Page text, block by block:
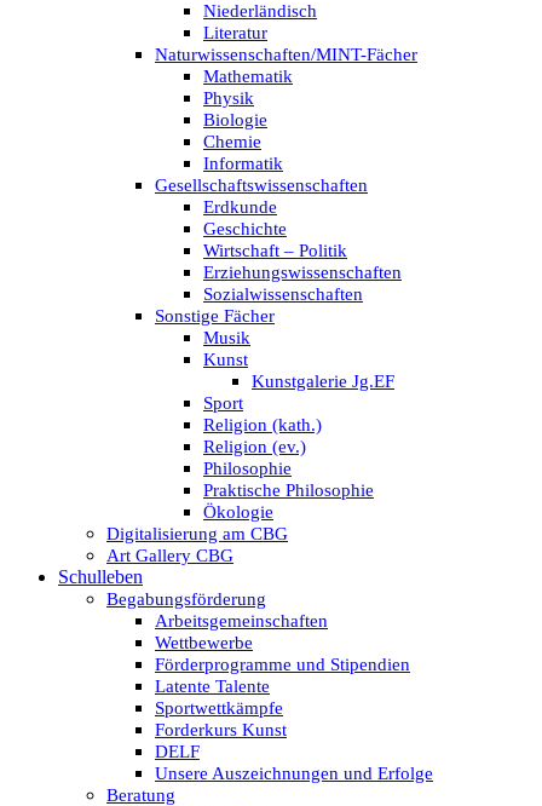
Niederländisch
Literatur
Naturwissenschaften/MINT-Fächer
Mathematik
Physik
Biologie
Chemie
Informatik
Gesellschaftswissenschaften
Erdkunde
Geschichte
Wirtschaft – Politik
Erziehungswissenschaften
Sozialwissenschaften
Sonstige Fächer
Musik
Kunst
Kunstgalerie Jg.EF
Sport
Religion (kath.)
Religion (ev.)
Philosophie
Praktische Philosophie
Ökologie
Digitalisierung am CBG
Art Gallery CBG
Schulleben
Begabungsförderung
Arbeitsgemeinschaften
Wettbewerbe
Förderprogramme und Stipendien
Latente Talente
Sportwettkämpfe
Forderkurs Kunst
DELF
Unsere Auszeichnungen und Erfolge
Beratung